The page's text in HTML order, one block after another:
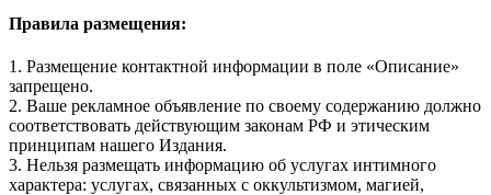
Правила размещения:
1. Размещение контактной информации в поле «Описание»
запрещено.
2. Ваше рекламное объявление по своему содержанию должно
соответствовать действующим законам РФ и этическим
принципам нашего Издания.
3. Нельзя размещать информацию об услугах интимного
характера: услугах, связанных с оккультизмом, магией,